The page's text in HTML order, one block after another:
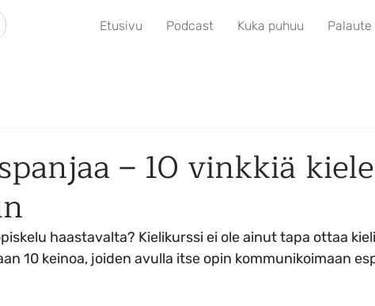
Etusivu Podcast Kuka puhuu Palaute
– 10 vinkkiä
haastavalta? Kielikurssi ei ole ainut tapa ottaa
10 keinoa, joiden avulla itse opin kommunikoimaan